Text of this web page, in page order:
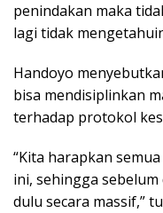
penindakan maka
lagi tidak
Handoyo
bisa mendisiplinkan
terhadap protokol
“Kita harapkan
ini, sehingga
dulu secara massif,”